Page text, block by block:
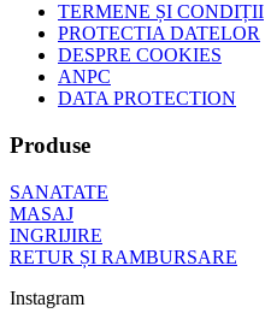
TERMENE ȘI CONDIȚII
PROTECTIA DATELOR
DESPRE COOKIES
ANPC
DATA PROTECTION
Produse
SANATATE
MASAJ
INGRIJIRE
RETUR ȘI RAMBURSARE
Instagram